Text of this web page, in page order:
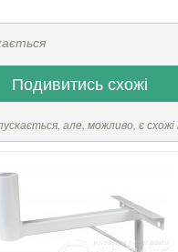
Подивитись схожі
але, можливо, є схожі